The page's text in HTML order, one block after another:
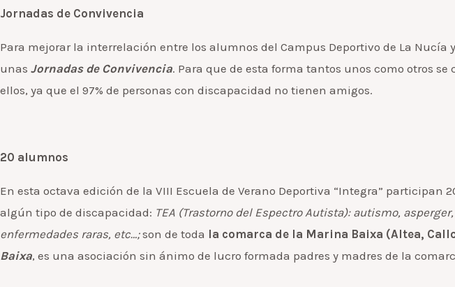
Jornadas de Convivencia
Para mejorar la interrelación entre los alumnos del Campus Deportivo de La
unas Jornadas de Convivencia. Para que de esta forma tantos unos como otros
ellos, ya que el 97% de personas con discapacidad no tienen amigos.
20 alumnos
En esta octava edición de la VIII Escuela de Verano Deportiva “Integra” participan
algún tipo de discapacidad: TEA (Trastorno del Espectro Autista): autismo,
enfermedades raras, etc…;son de toda la comarca de la Marina Baixa (Altea,
Baixa, es una asociación sin ánimo de lucro formada padres y madres de la